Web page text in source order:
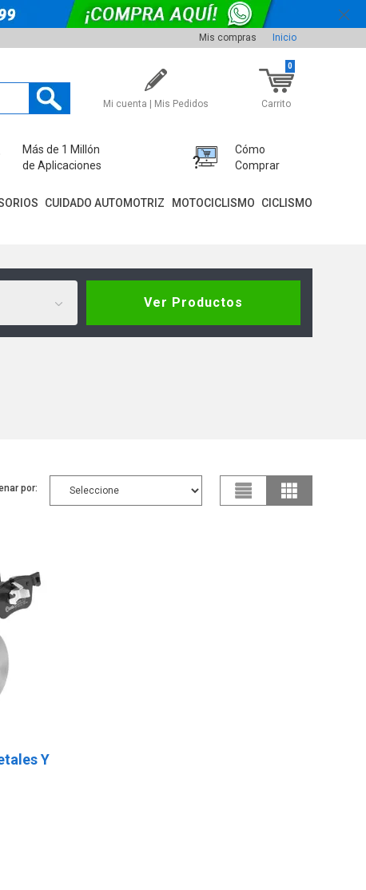
Mis compras Inicio
Mi cuenta | Mis Pedidos Carrito
0
Más de 1 Millón
de Aplicaciones
Cómo
Comprar
CUIDADO AUTOMOTRIZ MOTOCICLISMO CICLISMO
Ver Productos
por:
Y